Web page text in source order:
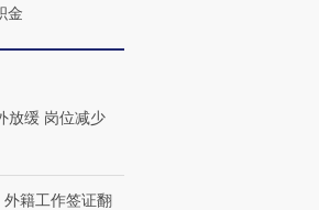
过48°C
阿根廷3-0阿尔及利亚
金
放缓 岗位减少
籍工作签证翻